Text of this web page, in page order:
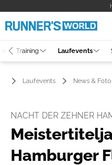
Training Laufevents
Laufevents News &
NACHT DER ZEHNER
Hamburger